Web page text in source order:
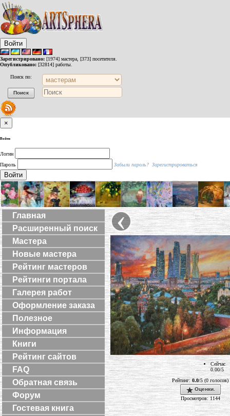
Войти
Зарегистрировано: [1974] мастера, [373] посетителя.
Опубликовано: [32814] работы.
Поиск по:
×
Войти
Логин
Пароль
Забыли пароль? Зарегистрироваться
Войти
Главная
Расширенный поиск
Мастера
Новые мастера
Рейтинг мастеров
Рейтинги портала
Галерея работ
Оформление заказа
Полезное
Информация
Книги
Рейтинг сайтов
FAQ
Обратная связь
Форум
Гостевая книга
‹
Сейчас
0.00/5
Рейтинг:0.0/5 (0 голосов)
Оценки.
Просмотров: 1144